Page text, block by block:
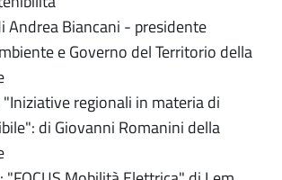
Andrea Biancani - presidente
e Governo del Territorio della
regionali in materia di
di Giovanni Romanini della